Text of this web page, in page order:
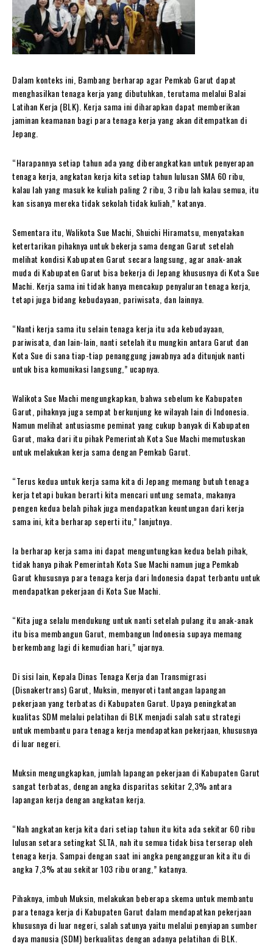
Dalam konteks ini, Bambang berharap agar Pemkab Garut dapat
menghasilkan tenaga kerja yang dibutuhkan, terutama melalui Balai
Latihan Kerja (BLK). Kerja sama ini diharapkan dapat memberikan
jaminan keamanan bagi para tenaga kerja yang akan ditempatkan di
Jepang.
“Harapannya setiap tahun ada yang diberangkatkan untuk penyerapan
tenaga kerja, angkatan kerja kita setiap tahun lulusan SMA 60 ribu,
kalau lah yang masuk ke kuliah paling 2 ribu, 3 ribu lah kalau semua, itu
kan sisanya mereka tidak sekolah tidak kuliah,” katanya.
Sementara itu, Walikota Sue Machi, Shuichi Hiramatsu, menyatakan
ketertarikan pihaknya untuk bekerja sama dengan Garut setelah
melihat kondisi Kabupaten Garut secara langsung, agar anak-anak
muda di Kabupaten Garut bisa bekerja di Jepang khususnya di Kota Sue
Machi. Kerja sama ini tidak hanya mencakup penyaluran tenaga kerja,
tetapi juga bidang kebudayaan, pariwisata, dan lainnya.
“Nanti kerja sama itu selain tenaga kerja itu ada kebudayaan,
pariwisata, dan lain-lain, nanti setelah itu mungkin antara Garut dan
Kota Sue di sana tiap-tiap penanggung jawabnya ada ditunjuk nanti
untuk bisa komunikasi langsung,” ucapnya.
Walikota Sue Machi mengungkapkan, bahwa sebelum ke Kabupaten
Garut, pihaknya juga sempat berkunjung ke wilayah lain di Indonesia.
Namun melihat antusiasme peminat yang cukup banyak di Kabupaten
Garut, maka dari itu pihak Pemerintah Kota Sue Machi memutuskan
untuk melakukan kerja sama dengan Pemkab Garut.
“Terus kedua untuk kerja sama kita di Jepang memang butuh tenaga
kerja tetapi bukan berarti kita mencari untung semata, makanya
pengen kedua belah pihak juga mendapatkan keuntungan dari kerja
sama ini, kita berharap seperti itu,” lanjutnya.
Ia berharap kerja sama ini dapat menguntungkan kedua belah pihak,
tidak hanya pihak Pemerintah Kota Sue Machi namun juga Pemkab
Garut khususnya para tenaga kerja dari Indonesia dapat terbantu untuk
mendapatkan pekerjaan di Kota Sue Machi.
“Kita juga selalu mendukung untuk nanti setelah pulang itu anak-anak
itu bisa membangun Garut, membangun Indonesia supaya memang
berkembang lagi di kemudian hari,” ujarnya.
Di sisi lain, Kepala Dinas Tenaga Kerja dan Transmigrasi
(Disnakertrans) Garut, Muksin, menyoroti tantangan lapangan
pekerjaan yang terbatas di Kabupaten Garut. Upaya peningkatan
kualitas SDM melalui pelatihan di BLK menjadi salah satu strategi
untuk membantu para tenaga kerja mendapatkan pekerjaan, khususnya
di luar negeri.
Muksin mengungkapkan, jumlah lapangan pekerjaan di Kabupaten Garut
sangat terbatas, dengan angka disparitas sekitar 2,3% antara
lapangan kerja dengan angkatan kerja.
“Nah angkatan kerja kita dari setiap tahun itu kita ada sekitar 60 ribu
lulusan setara setingkat SLTA, nah itu semua tidak bisa terserap oleh
tenaga kerja. Sampai dengan saat ini angka pengangguran kita itu di
angka 7,3% atau sekitar 103 ribu orang,” katanya.
Pihaknya, imbuh Muksin, melakukan beberapa skema untuk membantu
para tenaga kerja di Kabupaten Garut dalam mendapatkan pekerjaan
khususnya di luar negeri, salah satunya yaitu melalui penyiapan sumber
daya manusia (SDM) berkualitas dengan adanya pelatihan di BLK.